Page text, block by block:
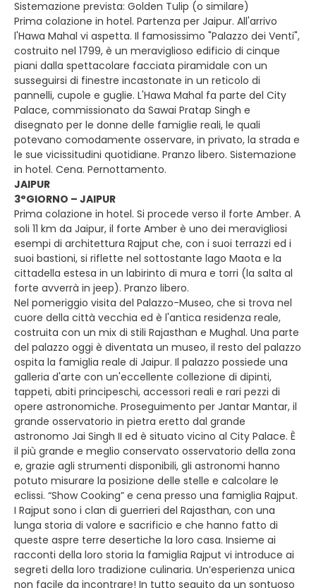
Sistemazione prevista: Golden Tulip (o similare)
Prima colazione in hotel. Partenza per Jaipur. All'arrivo
l'Hawa Mahal vi aspetta. Il famosissimo "Palazzo dei Venti",
costruito nel 1799, è un meraviglioso edificio di cinque
piani dalla spettacolare facciata piramidale con un
susseguirsi di finestre incastonate in un reticolo di
pannelli, cupole e guglie. L'Hawa Mahal fa parte del City
Palace, commissionato da Sawai Pratap Singh e
disegnato per le donne delle famiglie reali, le quali
potevano comodamente osservare, in privato, la strada e
le sue vicissitudini quotidiane. Pranzo libero. Sistemazione
in hotel. Cena. Pernottamento.
JAIPUR
3°GIORNO – JAIPUR
Prima colazione in hotel. Si procede verso il forte Amber. A
soli 11 km da Jaipur, il forte Amber è uno dei meravigliosi
esempi di architettura Rajput che, con i suoi terrazzi ed i
suoi bastioni, si riflette nel sottostante lago Maota e la
cittadella estesa in un labirinto di mura e torri (la salta al
forte avverrà in jeep). Pranzo libero.
Nel pomeriggio visita del Palazzo-Museo, che si trova nel
cuore della città vecchia ed è l'antica residenza reale,
costruita con un mix di stili Rajasthan e Mughal. Una parte
del palazzo oggi è diventata un museo, il resto del palazzo
ospita la famiglia reale di Jaipur. Il palazzo possiede una
galleria d'arte con un'eccellente collezione di dipinti,
tappeti, abiti principeschi, accessori reali e rari pezzi di
opere astronomiche. Proseguimento per Jantar Mantar, il
grande osservatorio in pietra eretto dal grande
astronomo Jai Singh II ed è situato vicino al City Palace. È
il più grande e meglio conservato osservatorio della zona
e, grazie agli strumenti disponibili, gli astronomi hanno
potuto misurare la posizione delle stelle e calcolare le
eclissi. “Show Cooking” e cena presso una famiglia Rajput.
I Rajput sono i clan di guerrieri del Rajasthan, con una
lunga storia di valore e sacrificio e che hanno fatto di
queste aspre terre desertiche la loro casa. Insieme ai
racconti della loro storia la famiglia Rajput vi introduce ai
segreti della loro tradizione culinaria. Un’esperienza unica
non facile da incontrare! In tutto seguito da un sontuoso